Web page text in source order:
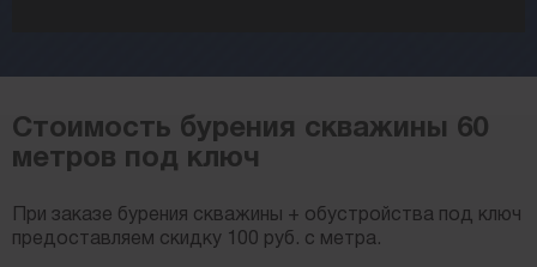
Стоимость бурения скважины 60
метров под ключ
При заказе бурения скважины + обустройства под ключ
предоставляем скидку 100 руб. с метра.